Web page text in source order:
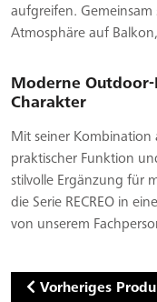
aufgreifen.
Atmosphäre auf
Moderne
Charakter
Mit seiner
praktischer Funktion
stilvolle Ergänzung für
die Serie RECREO in
von unserem
Vorheriges